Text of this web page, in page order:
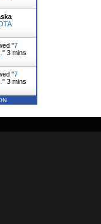
"7
" 3 mins
"7
" 3 mins